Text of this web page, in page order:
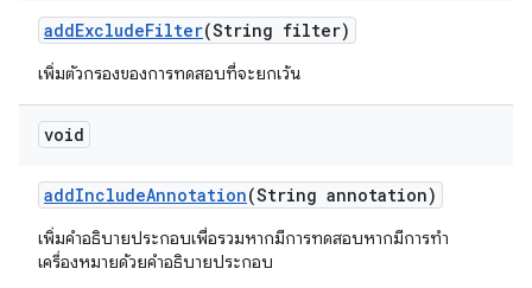
addExcludeFilter(String filter)
เพิ่มตัวกรองของการทดสอบที่จะยกเว้น
void
addIncludeAnnotation(String annotation)
เพิ่มคำอธิบายประกอบเพื่อรวมหากมีการทดสอบหากมีการทำ
เครื่องหมายด้วยคำอธิบายประกอบ